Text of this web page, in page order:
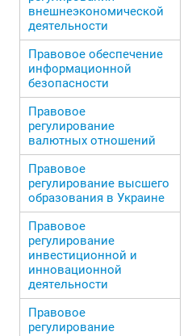
внешнеэкономической
деятельности
Правовое обеспечение
информационной
безопасности
Правовое
регулирование
валютных отношений
Правовое
регулирование высшего
образования в Украине
Правовое
регулирование
инвестиционной и
инновационной
деятельности
Правовое
регулирование